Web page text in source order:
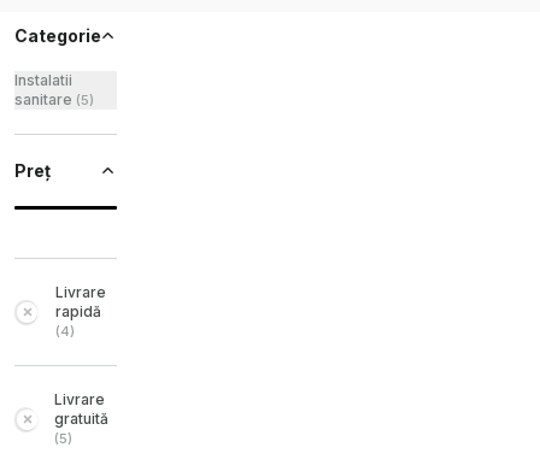
Categorie
Instalatii
sanitare (5)
Preț
Livrare
rapidă
(4)
Livrare
gratuită
(5)